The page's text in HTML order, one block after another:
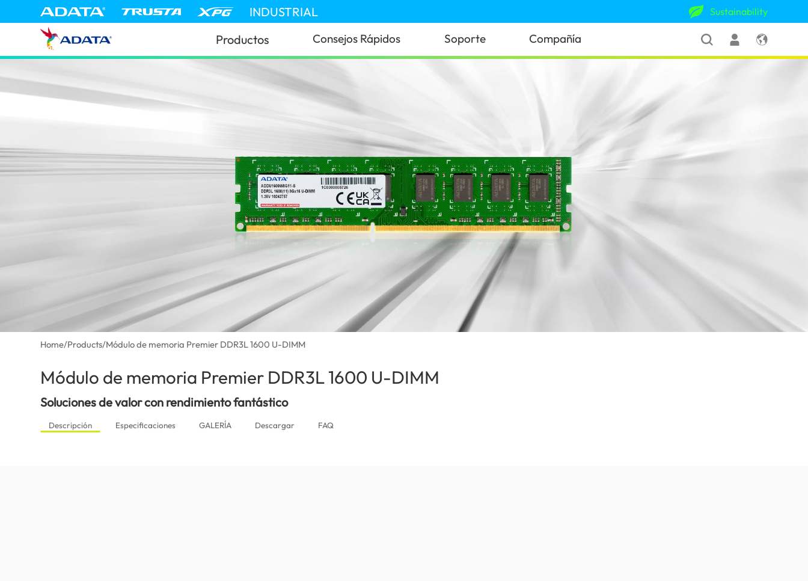
INDUSTRIAL Sustainability
Productos Consejos Rápidos Soporte Compañía
Home/Products/Módulo de memoria Premier DDR3L 1600 U-DIMM
Módulo de memoria Premier DDR3L 1600 U-DIMM
Soluciones de valor con rendimiento fantástico
Descripción Especificaciones GALERÍA Descargar FAQ